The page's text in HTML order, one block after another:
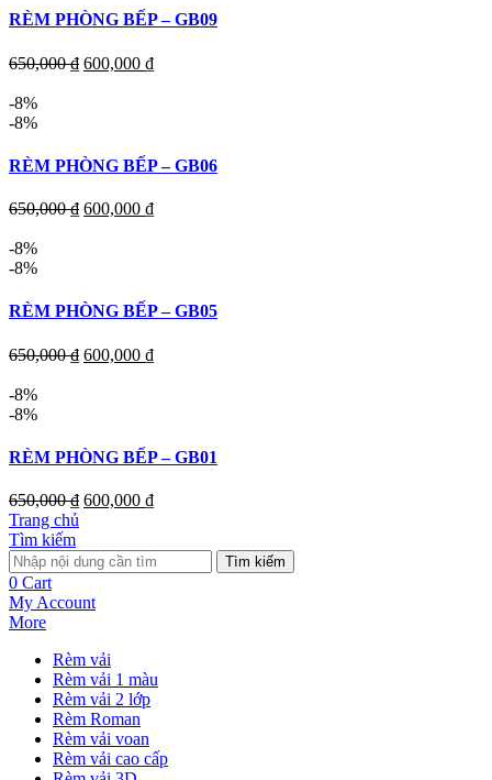
RÈM PHÒNG BẾP – GB09
650,000₫ 600,000 ₫
-8%
-8%
RÈM PHÒNG BẾP – GB06
650,000₫ 600,000 ₫
-8%
-8%
RÈM PHÒNG BẾP – GB05
650,000₫ 600,000 ₫
-8%
-8%
RÈM PHÒNG BẾP – GB01
650,000₫ 600,000 ₫
Trang chủ
Tìm kiếm
Tìm kiếm
0 Cart
My Account
More
Rèm vải
Rèm vải 1 màu
Rèm vải 2 lớp
Rèm Roman
Rèm vải voan
Rèm vải cao cấp